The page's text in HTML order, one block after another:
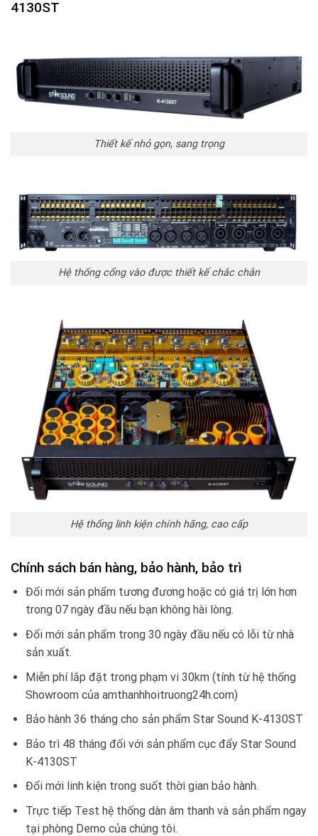
4130ST
Thiết kế nhỏ gọn, sang trọng
Hệ thống cổng vào được thiết kế chắc chắn
Hệ thống linh kiện chính hãng, cao cấp
Chính sách bán hàng, bảo hành, bảo trì
Đổi mới sản phẩm tương đương hoặc có giá trị lớn hơn
trong 07 ngày đầu nếu bạn không hài lòng.
Đổi mới sản phẩm trong 30 ngày đầu nếu có lỗi từ nhà
sản xuất.
Miễn phí lắp đặt trong phạm vi 30km (tính từ hệ thống
Showroom của amthanhhoitruong24h.com)
Bảo hành 36 tháng cho sản phẩm Star Sound K-4130ST
Bảo trì 48 tháng đối với sản phẩm cục đẩy Star Sound
K-4130ST
Đổi mới linh kiện trong suốt thời gian bảo hành.
Trực tiếp Test hệ thống dàn âm thanh và sản phẩm ngay
tại phòng Demo của chúng tôi.